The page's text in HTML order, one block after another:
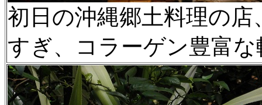
初日の沖縄郷土料理の
すぎ、コラーゲン豊富